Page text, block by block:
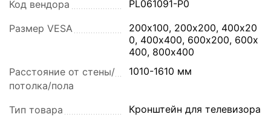
Код вендора PL061091-P0
Размер VESA
200х100, 200х200, 400х20
0, 400х400, 600х200, 600х
400, 800х400
Расстояние от стены/
потолка/пола
1010-1610 мм
Тип товара Кронштейн для телевизора